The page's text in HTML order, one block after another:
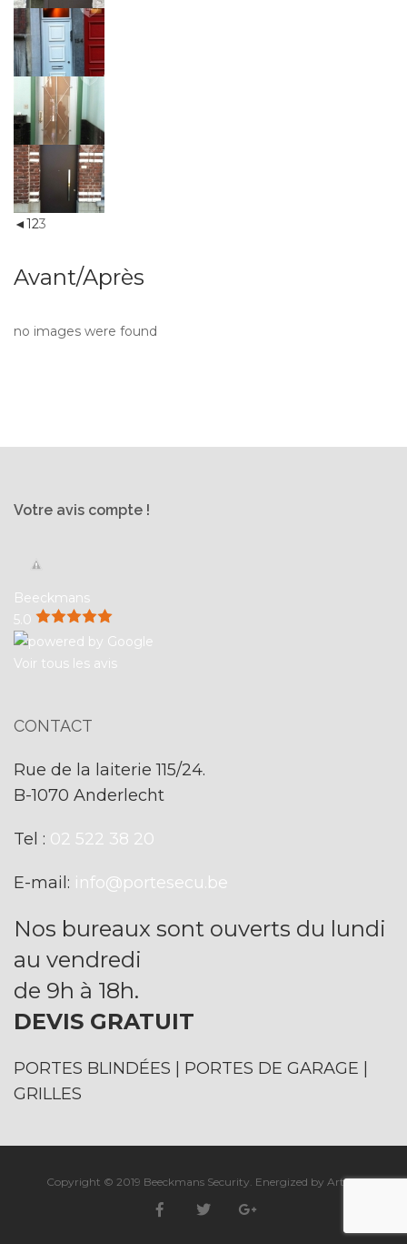
◄123
Avant/Après
no images were found
Votre avis compte !
Beeckmans
5.0
Voir tous les avis
CONTACT
Rue de la laiterie 115/24.
B-1070 Anderlecht
Tel : 02 522 38 20
E-mail: info@portesecu.be
Nos bureaux sont ouverts du lundi
au vendredi
de 9h à 18h.
DEVIS GRATUIT
PORTES BLINDÉES | PORTES DE GARAGE |
GRILLES
Copyright © 2019 Beeckmans Security. Energized by ArtizZ